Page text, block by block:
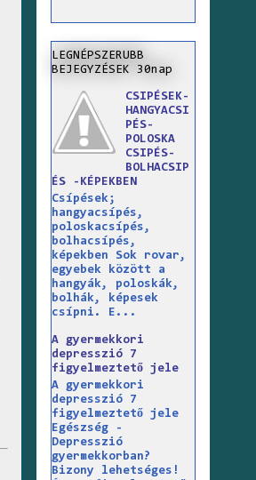
LEGNÉPSZERUBB
BEJEGYZÉSEK 30nap
CSIPÉSEK-
HANGYACSI
PÉS-
POLOSKA
CSIPÉS-
BOLHACSIP
ÉS -KÉPEKBEN
Csípések;
hangyacsípés,
poloskacsípés,
bolhacsípés,
képekben Sok rovar,
egyebek között a
hangyák, poloskák,
bolhák, képesek
csípni. E...
A gyermekkori
depresszió 7
figyelmeztető jele
A gyermekkori
depresszió 7
figyelmeztető jele
Egészség -
Depresszió
gyermekkorban?
Bizony lehetséges!